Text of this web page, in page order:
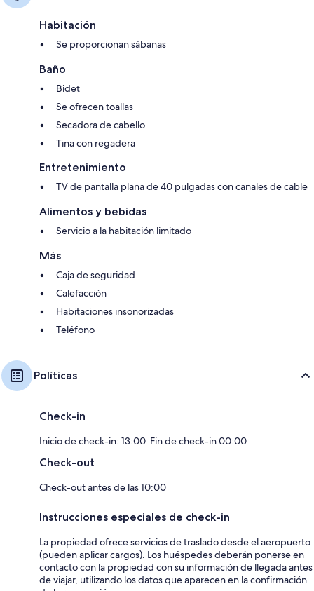
Habitación
Se proporcionan sábanas
Baño
Bidet
Se ofrecen toallas
Secadora de cabello
Tina con regadera
Entretenimiento
TV de pantalla plana de 40 pulgadas con canales de cable
Alimentos y bebidas
Servicio a la habitación limitado
Más
Caja de seguridad
Calefacción
Habitaciones insonorizadas
Teléfono
Políticas
Check-in
Inicio de check-in: 13:00. Fin de check-in 00:00
Check-out
Check-out antes de las 10:00
Instrucciones especiales de check-in
La propiedad ofrece servicios de traslado desde el aeropuerto
(pueden aplicar cargos). Los huéspedes deberán ponerse en
contacto con la propiedad con su información de llegada antes
de viajar, utilizando los datos que aparecen en la confirmación